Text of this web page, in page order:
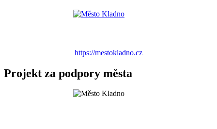
https://mestokladno.cz
Projekt za podpory města